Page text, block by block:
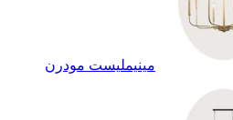
مينيمليست مودرن